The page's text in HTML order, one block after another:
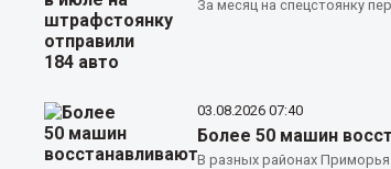
За месяц на спецстоянку
03.08.2026 07:40
Более 50 машин
В разных районах